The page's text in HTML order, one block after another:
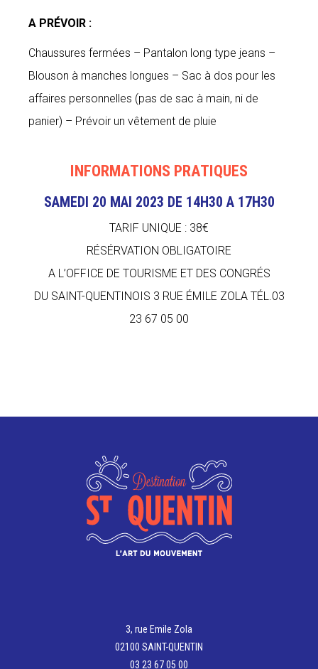
A PRÉVOIR :
Chaussures fermées – Pantalon long type jeans –
Blouson à manches longues – Sac à dos pour les
affaires personnelles (pas de sac à main, ni de
panier) – Prévoir un vêtement de pluie
INFORMATIONS PRATIQUES
SAMEDI 20 MAI 2023 DE 14H30 A 17H30
TARIF UNIQUE : 38€
RÉSÉRVATION OBLIGATOIRE
A L’OFFICE DE TOURISME ET DES CONGRÉS
DU SAINT-QUENTINOIS 3 RUE ÉMILE ZOLA TÉL.03
23 67 05 00
3, rue Emile Zola
02100 SAINT-QUENTIN
03 23 67 05 00